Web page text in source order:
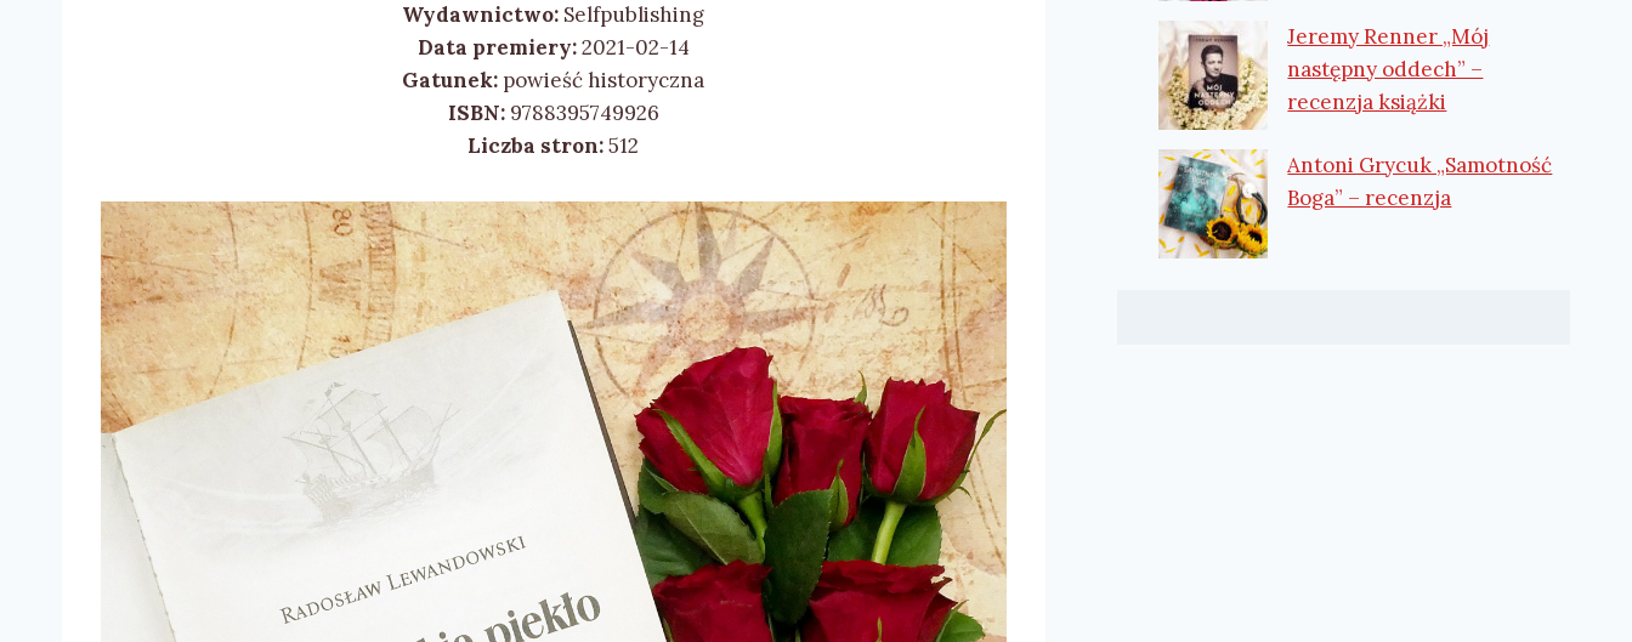
Wydawnictwo: Selfpublishing
Data premiery:2021-02-14
Gatunek: powieść historyczna
ISBN:9788395749926
Liczba stron:512
Jeremy Renner „Mój
następny oddech” –
recenzja książki
Antoni Grycuk „Samotność
Boga” – recenzja